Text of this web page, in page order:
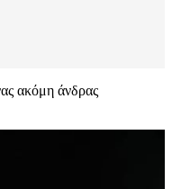
ακόμη άνδρας